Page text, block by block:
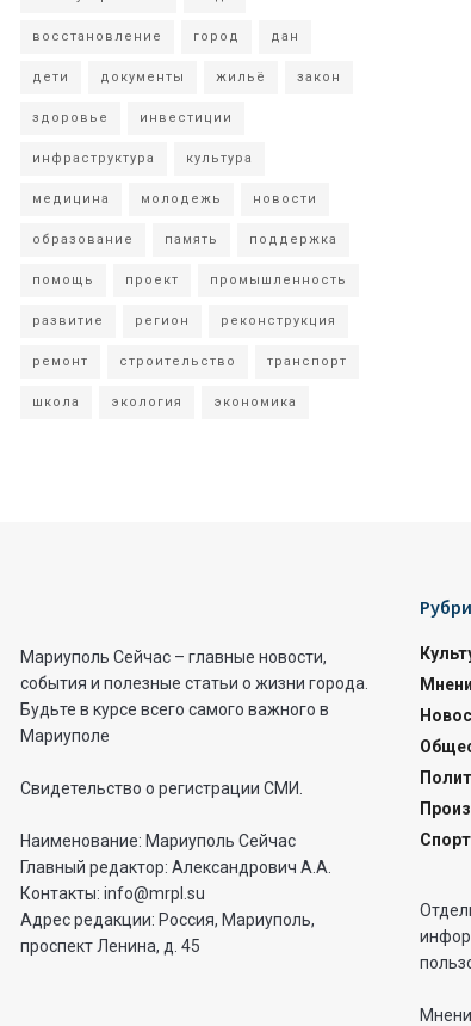
восстановление город дан
дети документы жильё закон
здоровье инвестиции
инфраструктура культура
медицина молодежь новости
образование память поддержка
помощь проект промышленность
развитие регион реконструкция
ремонт строительство транспорт
школа экология экономика
Мариуполь Сейчас – главные новости,
события и полезные статьи о жизни города.
Будьте в курсе всего самого важного в
Мариуполе
Свидетельство о регистрации СМИ.
Наименование: Мариуполь Сейчас
Главный редактор: Александрович А.А.
Контакты: info@mrpl.su
Адрес редакции: Россия, Мариуполь,
проспект Ленина, д. 45
Спорт